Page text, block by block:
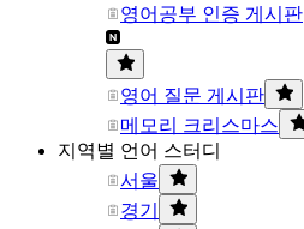
영어공부 인증 게시판
영어 질문 게시판
메모리 크리스마스
지역별 언어 스터디
서울
경기